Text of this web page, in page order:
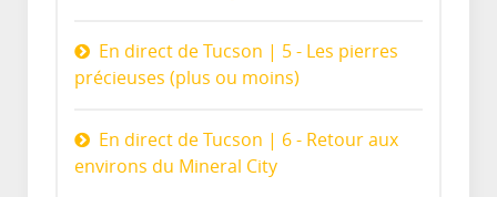
En direct de Tucson | 5 - Les pierres
précieuses (plus ou moins)
En direct de Tucson | 6 - Retour aux
environs du Mineral City